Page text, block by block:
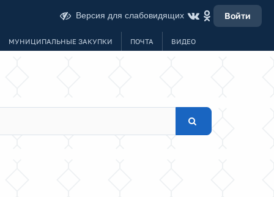
Версия для слабовидящих Войти
МУНИЦИПАЛЬНЫЕ ЗАКУПКИ ПОЧТА ВИДЕО